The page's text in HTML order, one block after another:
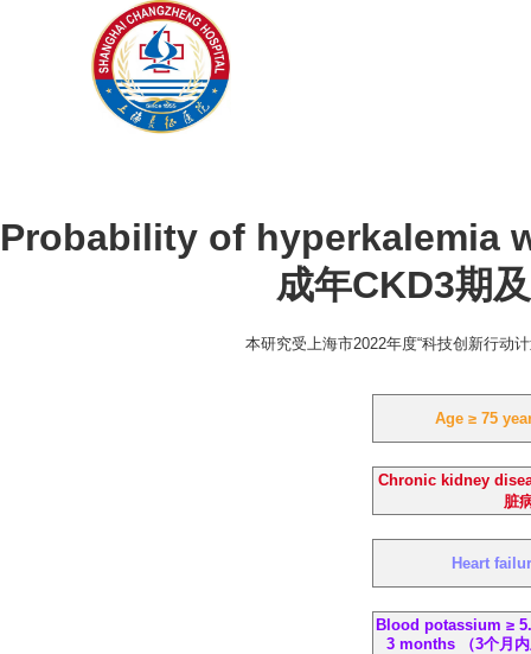
Probability of hyperkalemia
成年CKD3期
Age ≥ 75
Chronic kidney
脏
Heart
Blood potassium ≥
3 months （3个月
本研究受上海市2022年度“科技创新行动